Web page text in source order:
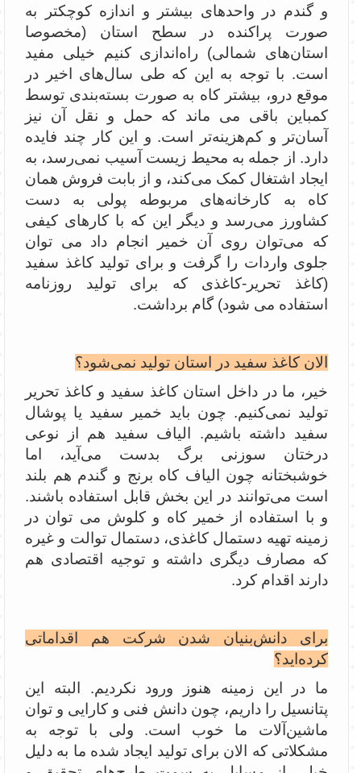
و گندم در واحدهای بیشتر و اندازه کوچکتر به
صورت پراکنده در سطح استان (مخصوصا
استان‌های شمالی) راه‌اندازی کنیم خیلی مفید
است. با توجه به این که طی سال‌های اخیر در
موقع درو، بیشتر کاه به صورت بسته‌بندی توسط
کمباین باقی می ماند که حمل و نقل آن نیز
آسان‌تر و کم‌هزینه‌تر است. و این کار چند فایده
دارد. از جمله به محیط زیست آسیب نمی‌رسد، به
ایجاد اشتغال کمک می‌کند، و از بابت فروش همان
کاه به کارخانه‌های مربوطه پولی به دست
کشاورز می‌رسد و دیگر این که با کارهای کیفی
که می‌توان روی آن خمیر انجام داد می توان
جلوی واردات را گرفت و برای تولید کاغذ سفید
(کاغذ تحریر-کاغذی که برای تولید روزنامه
استفاده می شود) گام برداشت.
الان کاغذ سفید در استان تولید نمی‌شود؟
خیر، ما در داخل استان کاغذ سفید و کاغذ تحریر
تولید نمی‌کنیم. چون باید خمیر سفید یا پوشال
سفید داشته باشیم. الیاف سفید هم از نوعی
درختان سوزنی برگ بدست می‌آید، اما
خوشبختانه چون الیاف کاه برنج و گندم هم بلند
است می‌توانند در این بخش قابل استفاده باشند.
و با استفاده از خمیر کاه و کلوش می توان در
زمینه تهیه دستمال کاغذی، دستمال توالت و غیره
که مصارف دیگری داشته و توجیه اقتصادی هم
دارند اقدام کرد.
برای دانش‌بنیان شدن شرکت هم اقداماتی
کرده‌اید؟
ما در این زمینه هنوز ورود نکردیم. البته این
پتانسیل را داریم، چون دانش فنی و کارایی و توان
ماشین‌آلات ما خوب است. ولی با توجه به
مشکلاتی که الان برای تولید ایجاد شده ما به دلیل